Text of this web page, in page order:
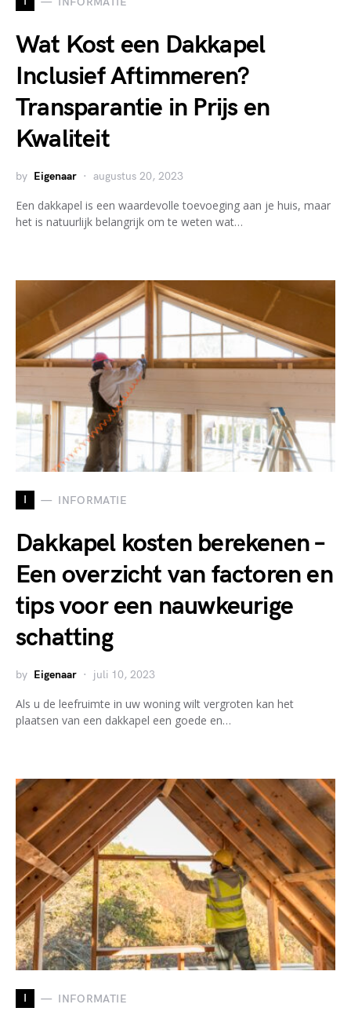
Wat Kost een Dakkapel
Inclusief Aftimmeren?
Transparantie in Prijs en
Kwaliteit
by Eigenaar augustus 20, 2023
Een dakkapel is een waardevolle toevoeging aan je huis, maar
het is natuurlijk belangrijk om te weten wat…
I INFORMATIE
Dakkapel kosten berekenen –
Een overzicht van factoren en
tips voor een nauwkeurige
schatting
by Eigenaar juli 10, 2023
Als u de leefruimte in uw woning wilt vergroten kan het
plaatsen van een dakkapel een goede en…
I INFORMATIE